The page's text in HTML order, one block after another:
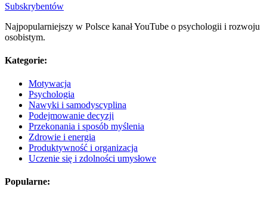
Subskrybentów
Najpopularniejszy w Polsce kanał YouTube o psychologii i rozwoju
osobistym.
Kategorie:
Motywacja
Psychologia
Nawyki i samodyscyplina
Podejmowanie decyzji
Przekonania i sposób myślenia
Zdrowie i energia
Produktywność i organizacja
Uczenie się i zdolności umysłowe
Popularne: